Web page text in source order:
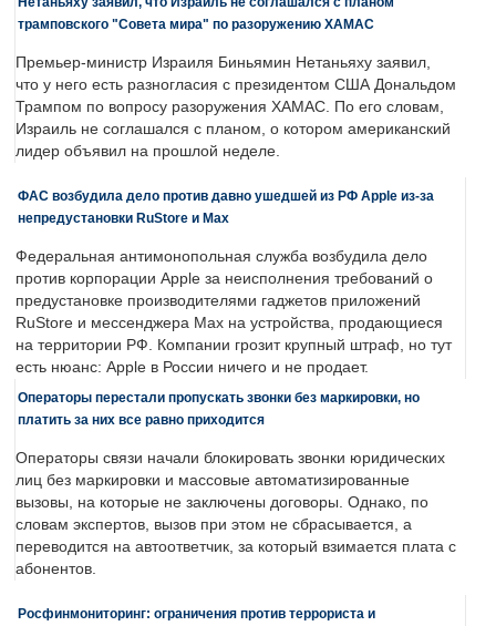
трамповского "Совета мира" по разоружению ХАМАС
Премьер-министр Израиля Биньямин Нетаньяху заявил,
что у него есть разногласия с президентом США Дональдом
Трампом по вопросу разоружения ХАМАС. По его словам,
Израиль не соглашался с планом, о котором американский
лидер объявил на прошлой неделе.
ФАС возбудила дело против давно ушедшей из РФ Apple из-за
непредустановки RuStore и Max
Федеральная антимонопольная служба возбудила дело
против корпорации Apple за неисполнения требований о
предустановке производителями гаджетов приложений
RuStore и мессенджера Max на устройства, продающиеся
на территории РФ. Компании грозит крупный штраф, но тут
есть нюанс: Apple в России ничего и не продает.
Операторы перестали пропускать звонки без маркировки, но
платить за них все равно приходится
Операторы связи начали блокировать звонки юридических
лиц без маркировки и массовые автоматизированные
вызовы, на которые не заключены договоры. Однако, по
словам экспертов, вызов при этом не сбрасывается, а
переводится на автоответчик, за который взимается плата с
абонентов.
Росфинмониторинг: ограничения против террориста и